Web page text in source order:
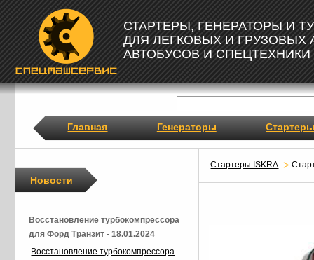
СТАРТЕРЫ, ГЕНЕРАТОРЫ И
ДЛЯ ЛЕГКОВЫХ И ГРУЗОВЫХ
АВТОБУСОВ И СПЕЦТЕХНИКИ
Главная Генераторы Стартеры
Стартеры ISKRA
Новости
Восстановление турбокомпрессора
для Форд Транзит - 18.01.2024
Восстановление турбокомпрессора